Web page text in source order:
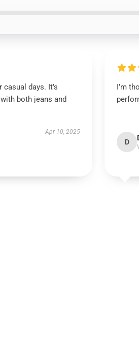
days. It’s
both jeans and
Apr 10, 2025
I’m
D